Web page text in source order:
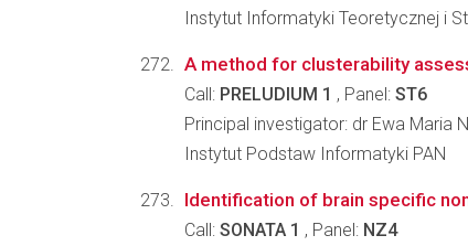
Instytut Informatyki Teoretycznej i
A method for clusterability
Call: PRELUDIUM 1 , Panel: ST6
Principal investigator: dr Ewa Maria
Instytut Podstaw Informatyki PAN
Identification of brain specific
Call: SONATA 1 , Panel: NZ4